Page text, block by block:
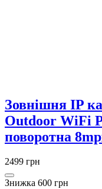
Зовнішня IP
Outdoor WiFi
поворотна
2499 грн
Знижка 600 грн